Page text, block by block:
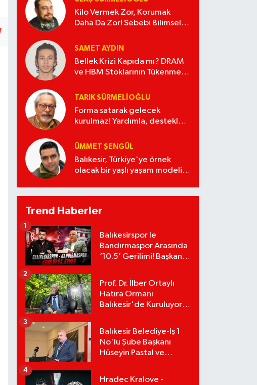
Kilo Vermek Zor, Korumak
Daha Da Zor! Sebebi Bilimsel
SAMET AYDIN
Bellek Krizi Kapıda mı? DRAM
ve HBM Stoklarının Tükenmesi
TARIK SÜRMELIOĞLU
Forma satarak gelecek
kurulmaz! Yardımla, destekle
ÜMMET ŞENGÜL
Balıkesir, Türkiye'ye örnek
olacak bir yaşlı yaşam modeli
Trend Haberler
Balıkesirspor le
Bandırmaspor Arasında
‘10.5’ Gerilimi! Başkan
Murat Karakoyun'a Sert
Tepki!
1
Prof. Dr. İlber Ortaylı
Hatıra Ormanı
Balıkesir'de Kuruluyor!
Bağışlarını Başlattı!
2
Balıkesir Belediye-İş 1
No'lu Şube Başkanı
Hüseyin Pastal ve
3
Hradec Kralove -
4